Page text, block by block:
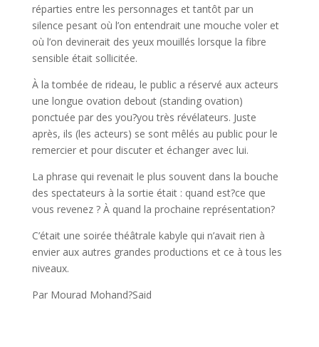
réparties entre les personnages et tantôt par un
silence pesant où l’on entendrait une mouche voler et
où l’on devinerait des yeux mouillés lorsque la fibre
sensible était sollicitée.
À la tombée de rideau, le public a réservé aux acteurs
une longue ovation debout (standing ovation)
ponctuée par des you?you très révélateurs. Juste
après, ils (les acteurs) se sont mêlés au public pour le
remercier et pour discuter et échanger avec lui.
La phrase qui revenait le plus souvent dans la bouche
des spectateurs à la sortie était : quand est?ce que
vous revenez ? À quand la prochaine représentation?
C’était une soirée théâtrale kabyle qui n’avait rien à
envier aux autres grandes productions et ce à tous les
niveaux.
Par Mourad Mohand?Said